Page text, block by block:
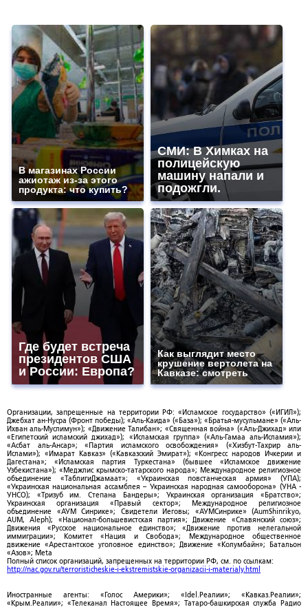
В магазинах России
ажиотаж из-за этого
продукта: что купить?
СМИ: В Химках на
полицейскую
машину напали и
подожгли.
Где будет встреча
президентов США
и России: Европа?
Как выглядит место
крушение вертолета на
Кавказе: смотреть
Организации, запрещенные на территории РФ: «Исламское государство» («ИГИЛ»);
Джебхат ан-Нусра (Фронт победы); «Аль-Каида» («База»); «Братья-мусульмане» («Аль-
Ихван аль-Муслимун»); «Движение Талибан»; «Священная война» («Аль-Джихад» или
«Египетский исламский джихад»); «Исламская группа» («Аль-Гамаа аль-Исламия»);
«Асбат аль-Ансар»; «Партия исламского освобождения» («Хизбут-Тахрир аль-
Ислами»); «Имарат Кавказ» («Кавказский Эмират»); «Конгресс народов Ичкерии и
Дагестана»; «Исламская партия Туркестана» (бывшее «Исламское движение
Узбекистана»); «Меджлис крымско-татарского народа»; Международное религиозное
объединение «ТаблигиДжамаат»; «Украинская повстанческая армия» (УПА);
«Украинская национальная ассамблея – Украинская народная самооборона» (УНА -
УНСО); «Тризуб им. Степана Бандеры»; Украинская организация «Братство»;
Украинская организация «Правый сектор»; Международное религиозное
объединение «АУМ Синрике»; Свидетели Иеговы; «АУМСинрике» (AumShinrikyo,
AUM, Aleph); «Национал-большевистская партия»; Движение «Славянский союз»;
Движения «Русское национальное единство»; «Движение против нелегальной
иммиграции»; Комитет «Нация и Свобода»; Международное общественное
движение «Арестантское уголовное единство»; Движение «Колумбайн»; Батальон
«Азов»; Meta
Полный список организаций, запрещенных на территории РФ, см. по ссылкам:
http://nac.gov.ru/terroristicheskie-i-ekstremistskie-organizacii-i-materialy.html
Иностранные агенты: «Голос Америки»; «Idel.Реалии»; «Кавказ.Реалии»;
«Крым.Реалии»; «Телеканал Настоящее Время»; Татаро-башкирская служба Радио